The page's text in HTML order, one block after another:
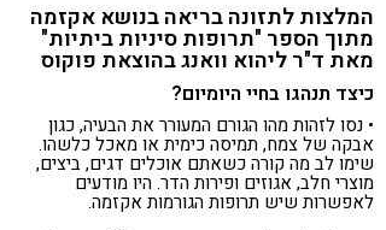
המלצות לתזונה בריאה בנושא אקזמה
מתוך הספר "תרופות סיניות ביתיות"
מאת ד"ר ליהוא וואנג בהוצאת פוקוס
כיצד תנהגו בחיי היומיום?
• נסו לזהות מהו הגורם המעורר את הבעיה, כגון
אבקה של צמח, תמיסה כימית או מאכל כלשהו.
שימו לב מה קורה כשאתם אוכלים דגים, ביצים,
מוצרי חלב, אגוזים ופירות הדר. היו מודעים
לאפשרות שיש תרופות הגורמות אקזמה.